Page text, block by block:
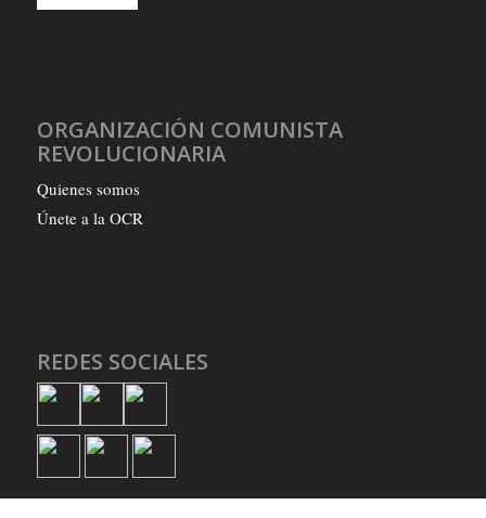
ORGANIZACIÓN COMUNISTA
REVOLUCIONARIA
Quienes somos
Únete a la OCR
REDES SOCIALES